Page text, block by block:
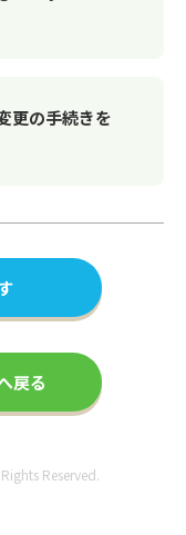
更の手続きを
戻る
Reserved.